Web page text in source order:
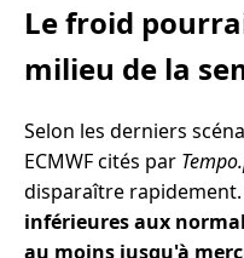
Le froid
milieu de la
Selon les derniers
ECMWF cités par
disparaître rapidement.
inférieures aux
au moins jusqu'à